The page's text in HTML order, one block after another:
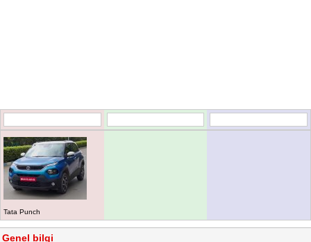
Tata Punch
Genel bilgi